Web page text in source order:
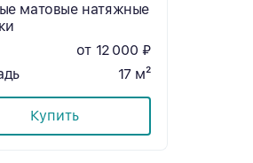
матовые натяжные
от 12 000 ₽
17 м²
Купить